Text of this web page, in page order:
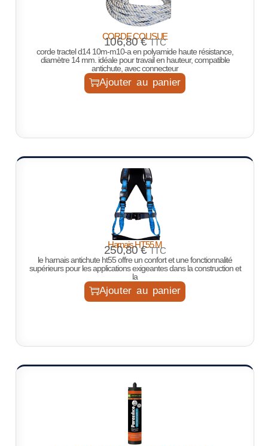
CORDE COUSUE
106,80€ TTC
corde tractel d14 10m-m10-a en polyamide haute résistance,
diamètre 14 mm. idéale pour travail en hauteur, compatible
antichute, avec connecteur
Ajouter au panier
Harnais HT55 M
250,80€ TTC
le harnais antichute ht55 offre un confort et une fonctionnalité
supérieurs pour les applications exigeantes dans la construction et
la
Ajouter au panier